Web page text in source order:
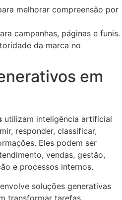
melhorar compreensão por
campanhas, páginas e funis.
da marca no
em
utilizam inteligência artificial
responder, classificar,
Eles podem ser
vendas, gestão,
e processos internos.
soluções generativas
transformar tarefas